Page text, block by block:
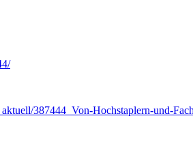
387444_Von-Hochstaplern-und-